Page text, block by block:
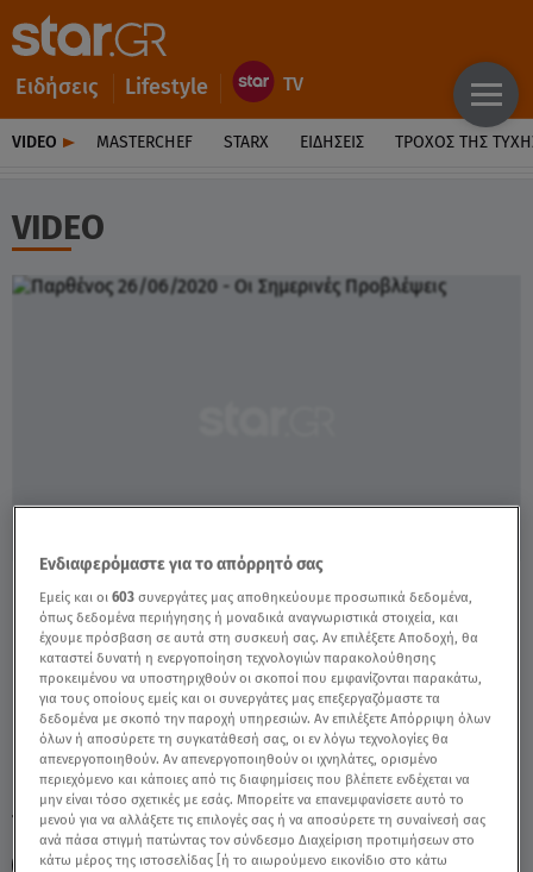
Ειδήσεις Lifestyle
VIDEO MASTERCHEF STARX ΕΙΔΉΣΕΙΣ ΤΡΟΧΌΣ ΤΗΣ
VIDEO
Παρθένος 26/06/2020 - Οι Σημερινές
Προβλέψεις - Video
TAGS: ΖΩΔΙΑ ΠΑΡΘΕΝΟΣ ΖΩΔΙΑ ΑΣΗ ΜΠΗΛΙΟΥ
ΖΩΔΙΑ ΣΗΜΕΡΑ
ΑΣΗ ΜΠΗΛΙΟΥ
Ενδιαφερόμαστε για το απόρρητό σας
Εμείς και οι603 συνεργάτες μας αποθηκεύουμε προσωπικά δεδομένα,
όπως δεδομένα περιήγησης ή μοναδικά αναγνωριστικά στοιχεία, και
έχουμε πρόσβαση σε αυτά στη συσκευή σας. Αν επιλέξετε Αποδοχή, θα
καταστεί δυνατή η ενεργοποίηση τεχνολογιών παρακολούθησης
προκειμένου να υποστηριχθούν οι σκοποί που εμφανίζονται παρακάτω,
για τους οποίους εμείς και οι συνεργάτες μας επεξεργαζόμαστε τα
δεδομένα με σκοπό την παροχή υπηρεσιών. Αν επιλέξετε Απόρριψη όλων
όλων ή αποσύρετε τη συγκατάθεσή σας, οι εν λόγω τεχνολογίες θα
απενεργοποιηθούν. Αν απενεργοποιηθούν οι ιχνηλάτες, ορισμένο
περιεχόμενο και κάποιες από τις διαφημίσεις που βλέπετε ενδέχεται να
μην είναι τόσο σχετικές με εσάς. Μπορείτε να επανεμφανίσετε αυτό το
μενού για να αλλάξετε τις επιλογές σας ή να αποσύρετε τη συναίνεσή σας
ανά πάσα στιγμή πατώντας τον σύνδεσμο Διαχείριση προτιμήσεων στο
κάτω μέρος της ιστοσελίδας [ή το αιωρούμενο εικονίδιο στο κάτω